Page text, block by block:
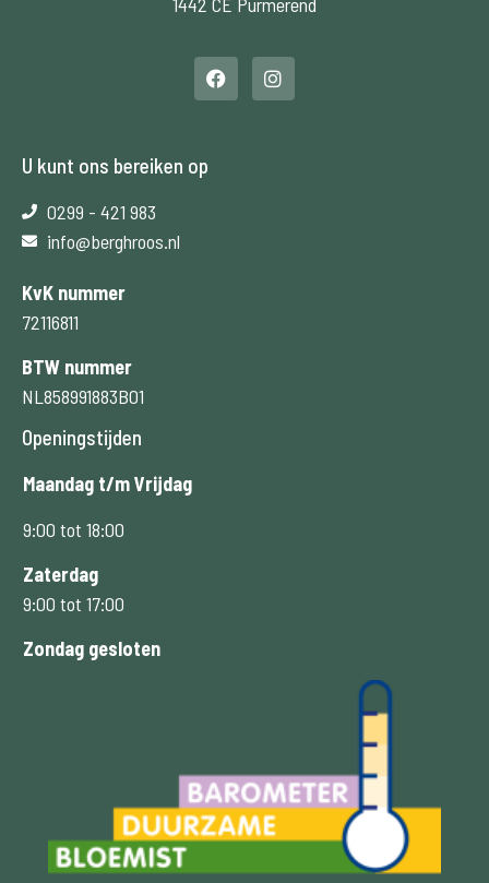
U kunt ons bereiken op
0299 - 421 983
info@berghroos.nl
KvK nummer
72116811
BTW nummer
NL858991883B01
Openingstijden
Maandag t/m Vrijdag
9:00 tot 18:00
Zaterdag
9:00 tot 17:00
Zondag gesloten